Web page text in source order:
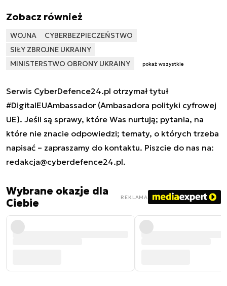
Zobacz również
WOJNA
CYBERBEZPIECZEŃSTWO
SIŁY ZBROJNE UKRAINY
MINISTERSTWO OBRONY UKRAINY
pokaż wszystkie
Serwis CyberDefence24.pl otrzymał tytuł
#DigitalEUAmbassador (Ambasadora polityki cyfrowej
UE). Jeśli są sprawy, które Was nurtują; pytania, na
które nie znacie odpowiedzi; tematy, o których trzeba
napisać – zapraszamy do kontaktu. Piszcie do nas na:
redakcja@cyberdefence24.pl.
Wybrane okazje dla
Ciebie
REKLAMA